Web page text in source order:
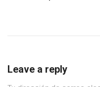
Leave a reply